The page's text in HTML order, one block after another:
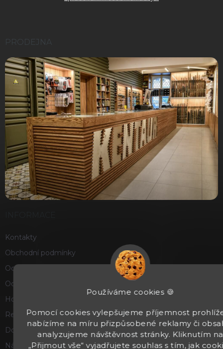
Používáme cookies 🍪
Pomocí cookies vylepšujeme příjemnost
nabízíme na míru přizpůsobené reklamy či
analyzujeme návštěvnost stránky. Kliknutím na
„Přijmout vše“ vyjadřujete souhlas s tím, jak
PRODEJNA
Kontakty
Obchodní podmínky
Ochrana osobních údajů
Odstoupení od smlouvy
Hodnocení obchodu
Reklamace a vrácení zboží
Doprava a platba
Náš příběh